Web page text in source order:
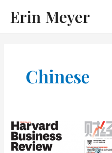
content
Erin Meyer
Chinese